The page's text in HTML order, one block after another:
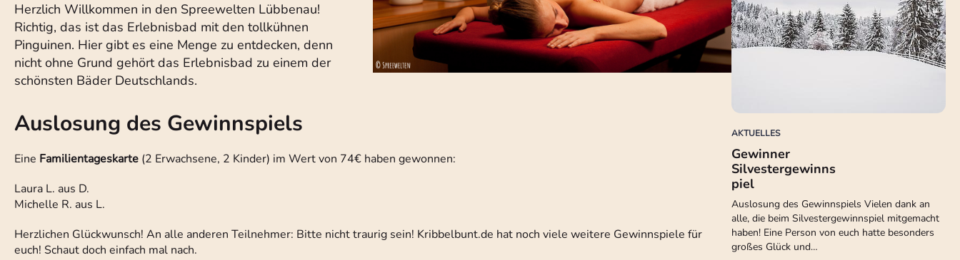
Herzlich Willkommen in den Spreewelten Lübbenau!
Richtig, das ist das Erlebnisbad mit den tollkühnen
Pinguinen. Hier gibt es eine Menge zu entdecken, denn
nicht ohne Grund gehört das Erlebnisbad zu einem der
schönsten Bäder Deutschlands.
Auslosung des Gewinnspiels
Eine Familientageskarte (2 Erwachsene, 2 Kinder) im Wert von 74€ haben gewonnen:
Laura L. aus D.
Michelle R. aus L.
Herzlichen Glückwunsch! An alle anderen Teilnehmer: Bitte nicht traurig sein! Kribbelbunt.de hat noch viele weitere Gewinnspiele für
euch! Schaut doch einfach mal nach.
AKTUELLES
Gewinner
Silvestergewinns
piel
Auslosung des Gewinnspiels Vielen dank an
alle, die beim Silvestergewinnspiel mitgemacht
haben! Eine Person von euch hatte besonders
großes Glück und…